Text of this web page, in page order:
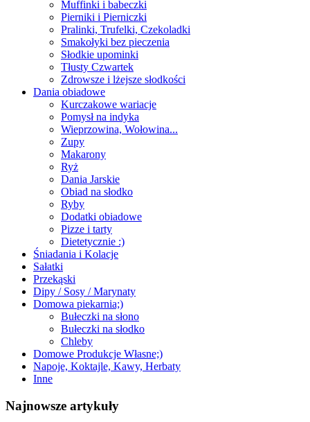
Muffinki i babeczki
Pierniki i Pierniczki
Pralinki, Trufelki, Czekoladki
Smakołyki bez pieczenia
Słodkie upominki
Tłusty Czwartek
Zdrowsze i lżejsze słodkości
Dania obiadowe
Kurczakowe wariacje
Pomysł na indyka
Wieprzowina, Wołowina...
Zupy
Makarony
Ryż
Dania Jarskie
Obiad na słodko
Ryby
Dodatki obiadowe
Pizze i tarty
Dietetycznie :)
Śniadania i Kolacje
Sałatki
Przekąski
Dipy / Sosy / Marynaty
Domowa piekarnia;)
Bułeczki na słono
Bułeczki na słodko
Chleby
Domowe Produkcje Własne;)
Napoje, Koktajle, Kawy, Herbaty
Inne
Najnowsze artykuły